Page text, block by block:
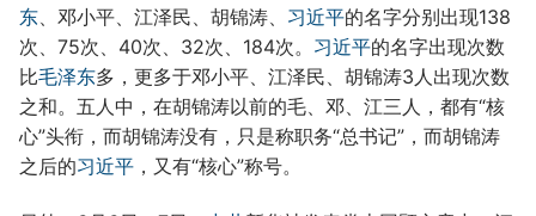
东 、邓小平、江泽民、胡锦涛、 习近平的名字分别出现138
次、75次、40次、32次、184次。 习近平的名字出现次数
比毛泽东多，更多于邓小平、江泽民、胡锦涛3人出现次数
之和。五人中，在胡锦涛以前的毛、邓、江三人，都有“核
心”头衔，而胡锦涛没有，只是称职务“总书记”，而胡锦涛
之后的习近平 ，又有“核心”称号。